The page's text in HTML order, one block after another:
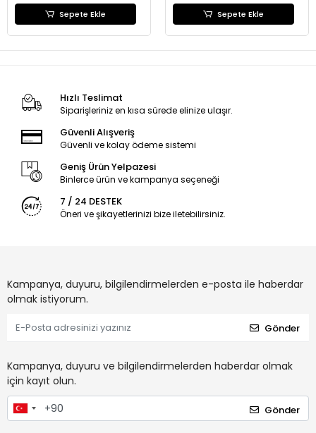
Sepete Ekle Sepete Ekle
Hızlı Teslimat
Siparişleriniz en kısa sürede elinize ulaşır.
Güvenli Alışveriş
Güvenli ve kolay ödeme sistemi
Geniş Ürün Yelpazesi
Binlerce ürün ve kampanya seçeneği
7 / 24 DESTEK
Öneri ve şikayetlerinizi bize iletebilirsiniz.
Kampanya, duyuru, bilgilendirmelerden e-posta ile haberdar
olmak istiyorum.
Gönder
Kampanya, duyuru ve bilgilendirmelerden haberdar olmak
için kayıt olun.
Gönder